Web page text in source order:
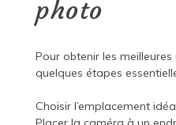
photo
Pour obtenir les
quelques étapes
Choisir l’emplacement